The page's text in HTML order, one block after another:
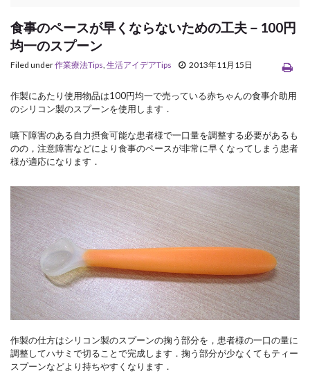
食事のペースが早くならないための工夫－100円
均一のスプーン
Filed under作業療法Tips, 生活アイデアTips 2013年11月15日
作製にあたり使用物品は100円均一で売っている赤ちゃんの食事介助用
のシリコン製のスプーンを使用します．
嚥下障害のある自力摂食可能な患者様で一口量を調整する必要があるも
のの，注意障害などにより食事のペースが非常に早くなってしまう患者
様が適応になります．
作製の仕方はシリコン製のスプーンの掬う部分を，患者様の一口の量に
調整してハサミで切ることで完成します．掬う部分が少なくてもティー
スプーンなどより持ちやすくなります．